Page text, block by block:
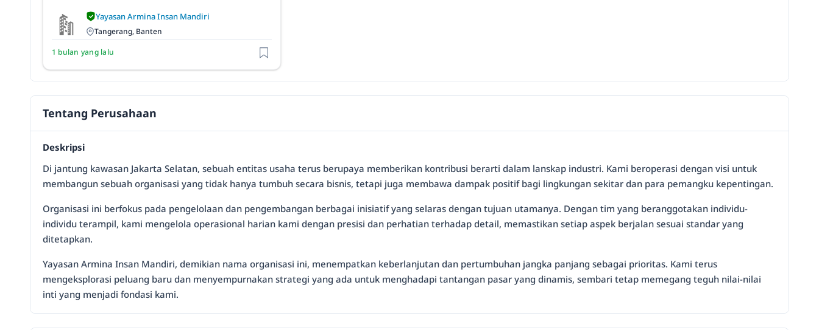
Yayasan Armina Insan Mandiri
Tangerang, Banten
1 bulan yang lalu
Tentang Perusahaan
Deskripsi
Di jantung kawasan Jakarta Selatan, sebuah entitas usaha terus berupaya memberikan kontribusi berarti dalam lanskap industri. Kami beroperasi dengan visi untuk
membangun sebuah organisasi yang tidak hanya tumbuh secara bisnis, tetapi juga membawa dampak positif bagi lingkungan sekitar dan para pemangku kepentingan.
Organisasi ini berfokus pada pengelolaan dan pengembangan berbagai inisiatif yang selaras dengan tujuan utamanya. Dengan tim yang beranggotakan individu-
individu terampil, kami mengelola operasional harian kami dengan presisi dan perhatian terhadap detail, memastikan setiap aspek berjalan sesuai standar yang
ditetapkan.
Yayasan Armina Insan Mandiri, demikian nama organisasi ini, menempatkan keberlanjutan dan pertumbuhan jangka panjang sebagai prioritas. Kami terus
mengeksplorasi peluang baru dan menyempurnakan strategi yang ada untuk menghadapi tantangan pasar yang dinamis, sembari tetap memegang teguh nilai-nilai
inti yang menjadi fondasi kami.